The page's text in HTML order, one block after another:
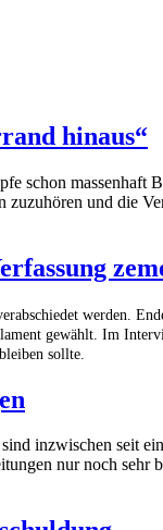
hinaus“
schon
und die
werden.
gewählt. Im
sollte.
inzwischen seit
nur noch